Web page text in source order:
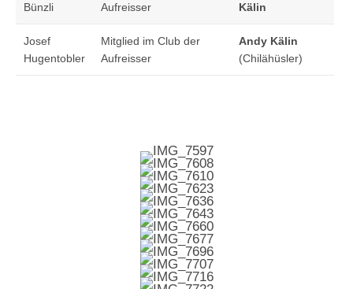
Bünzli
Aufreisser
Kälin
Josef
Hugentobler
Mitglied im Club der
Aufreisser
Andy Kälin
(Chilähüsler)